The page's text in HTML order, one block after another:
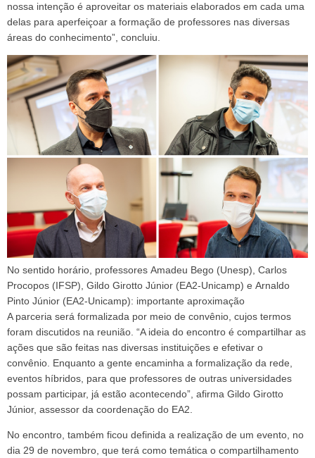
nossa intenção é aproveitar os materiais elaborados em cada uma
delas para aperfeiçoar a formação de professores nas diversas
áreas do conhecimento”, concluiu.
No sentido horário, professores Amadeu Bego (Unesp), Carlos
Procopos (IFSP), Gildo Girotto Júnior (EA2-Unicamp) e Arnaldo
Pinto Júnior (EA2-Unicamp): importante aproximação
A parceria será formalizada por meio de convênio, cujos termos
foram discutidos na reunião. “A ideia do encontro é compartilhar as
ações que são feitas nas diversas instituições e efetivar o
convênio. Enquanto a gente encaminha a formalização da rede,
eventos híbridos, para que professores de outras universidades
possam participar, já estão acontecendo”, afirma Gildo Girotto
Júnior, assessor da coordenação do EA2.
No encontro, também ficou definida a realização de um evento, no
dia 29 de novembro, que terá como temática o compartilhamento